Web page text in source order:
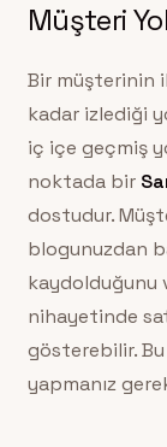
Müşteri
Bir müşterinin
kadar izlediği
iç içe geçmiş
noktada bir
dostudur.
blogunuzdan
kaydolduğunu
nihayetinde
gösterebilir. Bu
yapmanız